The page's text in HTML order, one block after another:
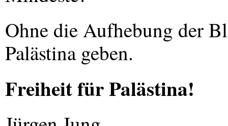
Ohne die Aufhebung der
Palästina geben.
Freiheit für Palästina!